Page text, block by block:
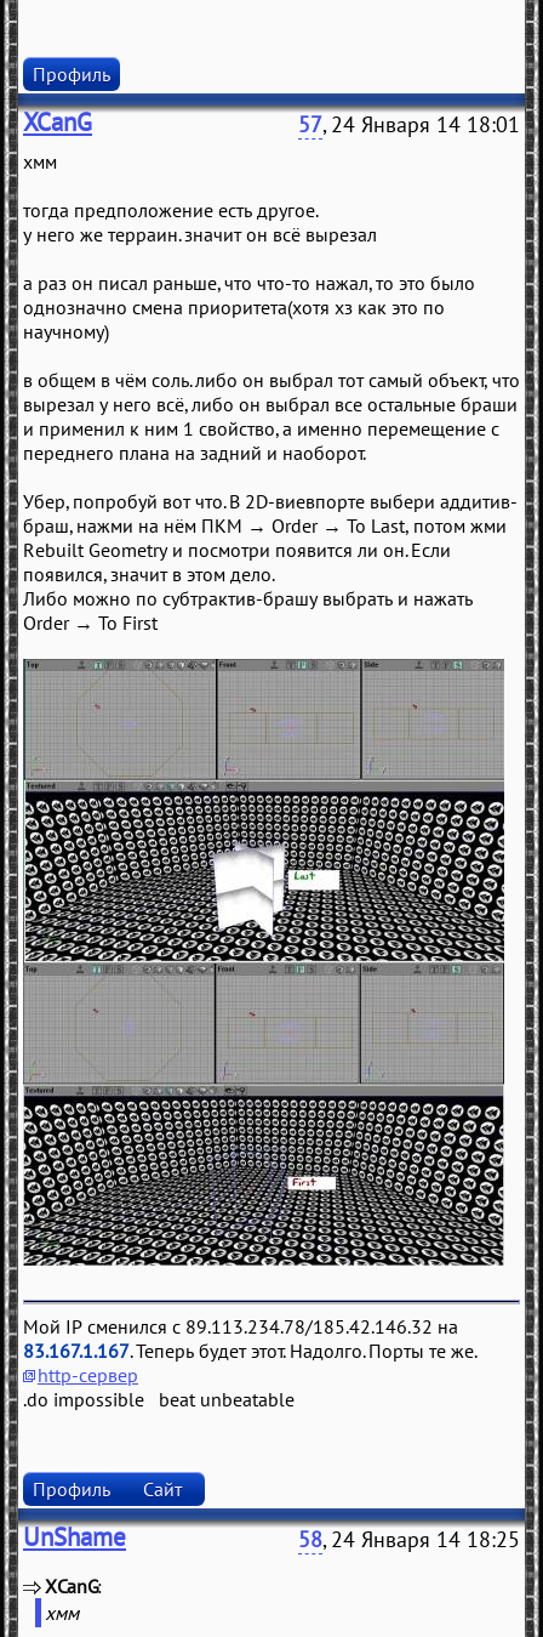
Профиль
XCanG 57, 24 Января 14 18:01
хмм
тогда предположение есть другое.
у него же терраин. значит он всё вырезал
а раз он писал раньше, что что-то нажал, то это было
однозначно смена приоритета(хотя хз как это по
научному)
в общем в чём соль. либо он выбрал тот самый объект, что
вырезал у него всё, либо он выбрал все остальные браши
и применил к ним 1 свойство, а именно перемещение с
переднего плана на задний и наоборот.
Убер, попробуй вот что. В 2D-виевпорте выбери аддитив-
браш, нажми на нём ПКМ → Order → To Last, потом жми
Rebuilt Geometry и посмотри появится ли он. Если
появился, значит в этом дело.
Либо можно по субтрактив-брашу выбрать и нажать
Order → To First
Мой IP сменился с 89.113.234.78/185.42.146.32 на
83.167.1.167. Теперь будет этот. Надолго. Порты те же.
http-сервер
.do impossible beat unbeatable
Профиль Сайт
UnShame 58, 24 Января 14 18:25
XCanG
хмм